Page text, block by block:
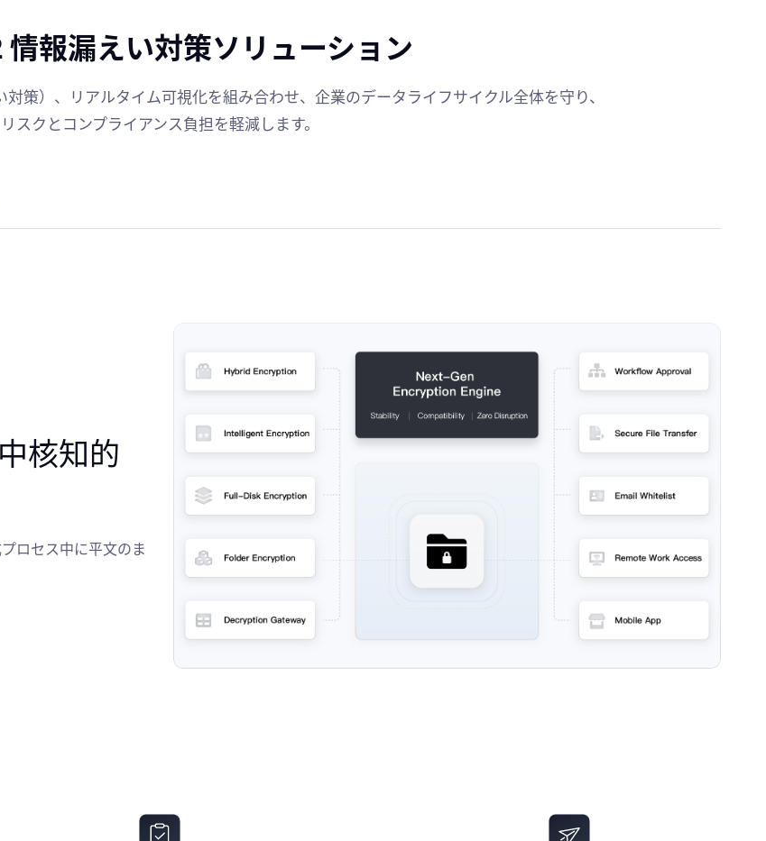
報漏えい対策ソリューション
策）、リアルタイム可視化を組み合わせ、企業のデータライフサイクル全体を守り、
リスクとコンプライアンス負担を軽減します。
核知的
ロセス中に平文のま